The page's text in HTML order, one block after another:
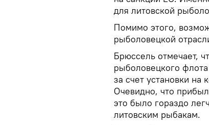
для литовской
Помимо этого,
рыболовецкой
Брюссель отмечает,
рыболовецкого
за счет установки
Очевидно, что
это было гораздо
литовским рыбакам.